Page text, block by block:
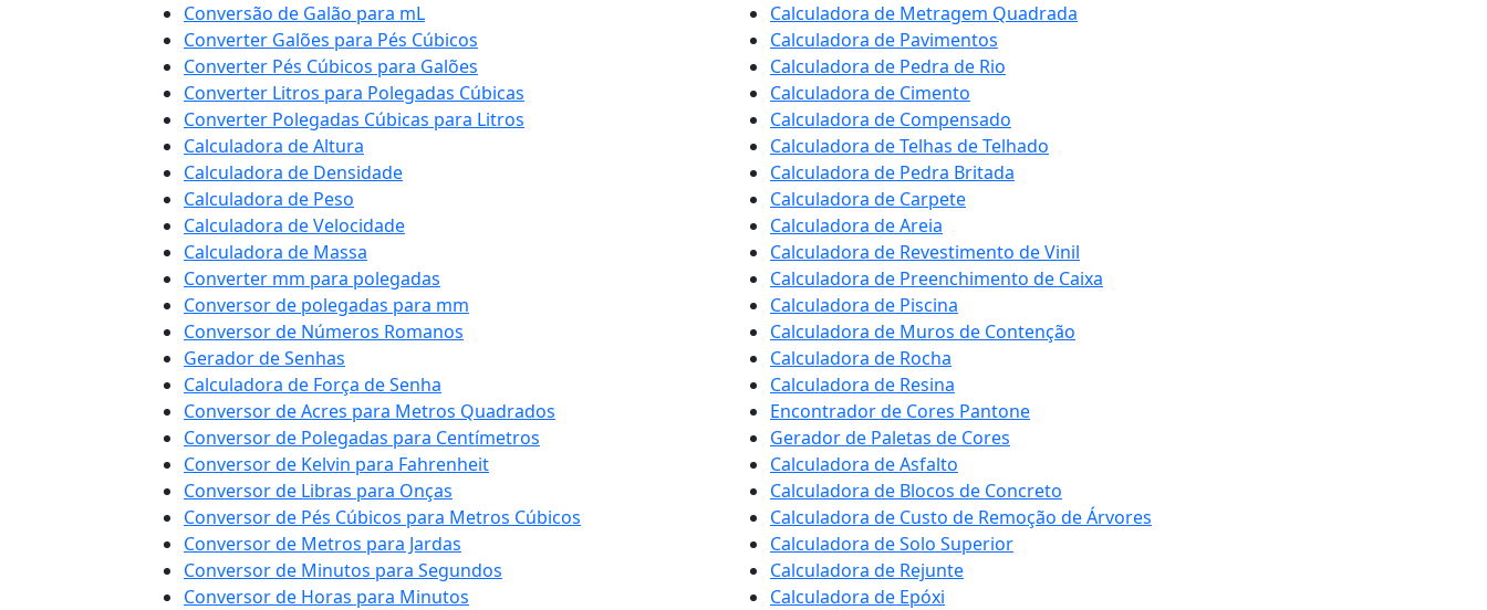
Conversão de Galão para mL
Converter Galões para Pés Cúbicos
Converter Pés Cúbicos para Galões
Converter Litros para Polegadas Cúbicas
Converter Polegadas Cúbicas para Litros
Calculadora de Altura
Calculadora de Densidade
Calculadora de Peso
Calculadora de Velocidade
Calculadora de Massa
Converter mm para polegadas
Conversor de polegadas para mm
Conversor de Números Romanos
Gerador de Senhas
Calculadora de Força de Senha
Conversor de Acres para Metros Quadrados
Conversor de Polegadas para Centímetros
Conversor de Kelvin para Fahrenheit
Conversor de Libras para Onças
Conversor de Pés Cúbicos para Metros Cúbicos
Conversor de Metros para Jardas
Conversor de Minutos para Segundos
Conversor de Horas para Minutos
Calculadora de Metragem Quadrada
Calculadora de Pavimentos
Calculadora de Pedra de Rio
Calculadora de Cimento
Calculadora de Compensado
Calculadora de Telhas de Telhado
Calculadora de Pedra Britada
Calculadora de Carpete
Calculadora de Areia
Calculadora de Revestimento de Vinil
Calculadora de Preenchimento de Caixa
Calculadora de Piscina
Calculadora de Muros de Contenção
Calculadora de Rocha
Calculadora de Resina
Encontrador de Cores Pantone
Gerador de Paletas de Cores
Calculadora de Asfalto
Calculadora de Blocos de Concreto
Calculadora de Custo de Remoção de Árvores
Calculadora de Solo Superior
Calculadora de Rejunte
Calculadora de Epóxi